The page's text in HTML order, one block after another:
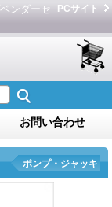
ンダーセ
PCサイト
お問い合わせ
ポンプ・ジャッキ